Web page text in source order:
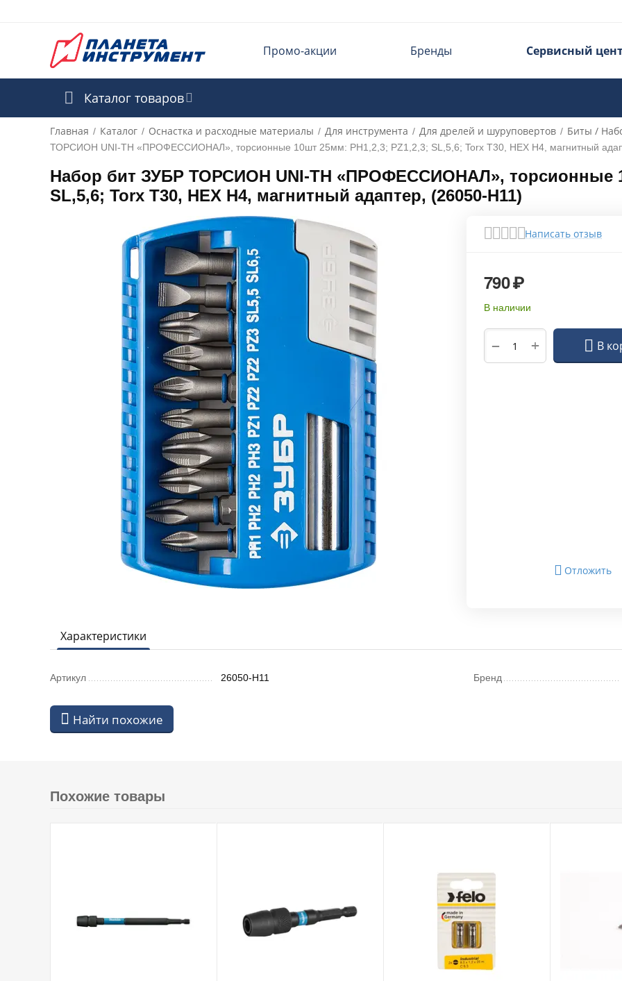
Промо-акции Бренды Сервисный
Каталог товаров
Главная / Каталог / Оснастка и расходные материалы / Для инструмента / Для дрелей и шуруповертов / Биты /
ТОРСИОН UNI-TH «ПРОФЕССИОНАЛ», торсионные 10шт 25мм: PH1,2,3; PZ1,2,3; SL,5,6; Torx T30, HEX H4, магнитный
Набор бит ЗУБР ТОРСИОН UNI-TH «ПРОФЕССИОНАЛ», торсионные
SL,5,6; Torx T30, HEX H4, магнитный адаптер, (26050-H11)
Написать отзыв
790₽
В наличии
+
− В
Отложить
Характеристики
Артикул 26050-H11 Бренд
Найти похожие
Похожие товары